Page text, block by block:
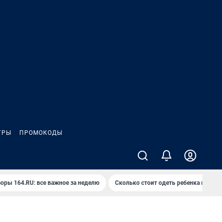
ПРОМОКОДЫ
164.RU: все важное за неделю Сколько стоит одеть ребенка на